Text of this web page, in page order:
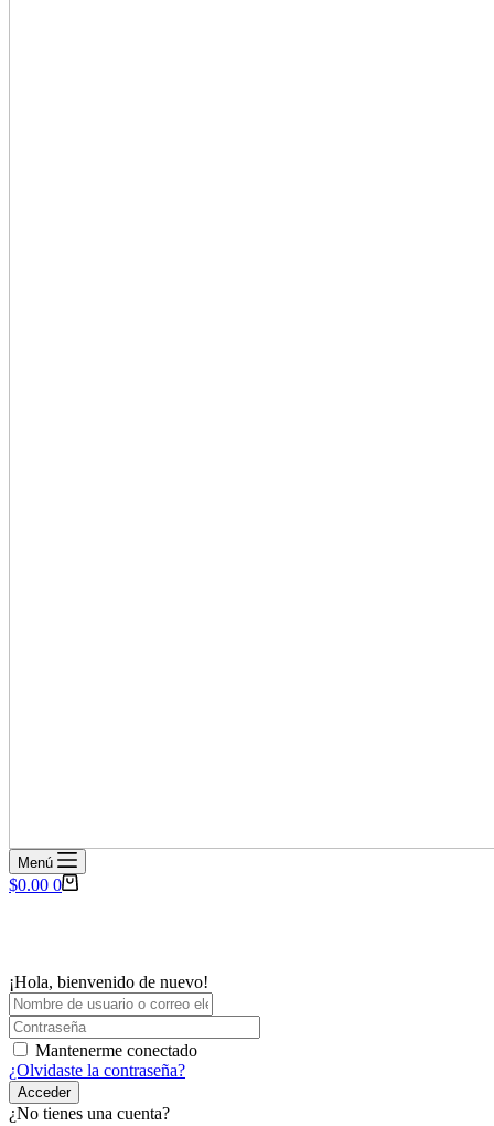
Menú
Carro
$0.00 0
¡Hola, bienvenido de nuevo!
Mantenerme conectado
¿Olvidaste la contraseña?
Acceder
¿No tienes una cuenta?